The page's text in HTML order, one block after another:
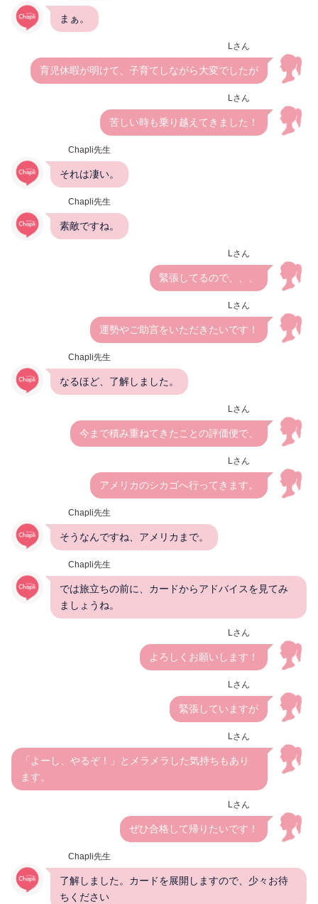
まぁ。
Lさん
育児休暇が明けて、子育てしながら大変でしたが
Lさん
苦しい時も乗り越えてきました！
Chapli先生
それは凄い。
Chapli先生
素敵ですね。
Lさん
緊張してるので、、、
Lさん
運勢やご助言をいただきたいです！
Chapli先生
なるほど、了解しました。
Lさん
今まで積み重ねてきたことの評価便で、
Lさん
アメリカのシカゴへ行ってきます。
Chapli先生
そうなんですね、アメリカまで。
Chapli先生
では旅立ちの前に、カードからアドバイスを見てみ
ましょうね。
Lさん
よろしくお願いします！
Lさん
緊張していますが
Lさん
「よーし、やるぞ！」とメラメラした気持ちもあり
ます。
Lさん
ぜひ合格して帰りたいです！
Chapli先生
了解しました。カードを展開しますので、少々お待
ちください